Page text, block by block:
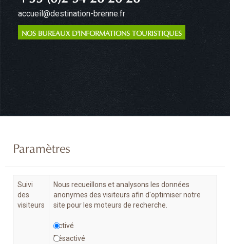
accueil@destination-brenne.fr
NOS BUREAUX D'INFORMATIONS TOURISTIQUES
Paramètres
Suivi
des
visiteurs
Nous recueillons et analysons les données
anonymes des visiteurs afin d'optimiser notre
site pour les moteurs de recherche.
Activé
Désactivé